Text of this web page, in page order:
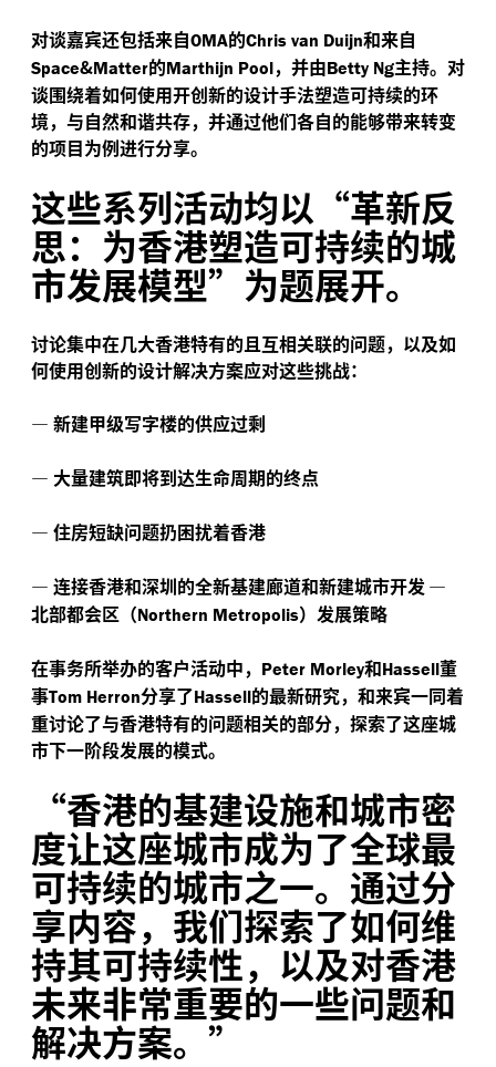
对谈嘉宾还包括来自OMA的Chris van Duijn和来自
Space&Matter的Marthijn Pool，并由Betty Ng主持。对
谈围绕着如何使用开创新的设计手法塑造可持续的环
境，与自然和谐共存，并通过他们各自的能够带来转变
的项目为例进行分享。
这些系列活动均以“革新反
思：为香港塑造可持续的城
市发展模型”为题展开。
讨论集中在几大香港特有的且互相关联的问题，以及如
何使用创新的设计解决方案应对这些挑战：
— 新建甲级写字楼的供应过剩
— 大量建筑即将到达生命周期的终点
— 住房短缺问题扔困扰着香港
— 连接香港和深圳的全新基建廊道和新建城市开发 —
北部都会区（Northern Metropolis）发展策略
在事务所举办的客户活动中， Peter Morley和Hassell董
事Tom Herron分享了Hassell的最新研究，和来宾一同着
重讨论了与香港特有的问题相关的部分，探索了这座城
市下一阶段发展的模式。
“香港的基建设施和城市密
度让这座城市成为了全球最
可持续的城市之一。通过分
享内容，我们探索了如何维
持其可持续性，以及对香港
未来非常重要的一些问题和
解决方案。”